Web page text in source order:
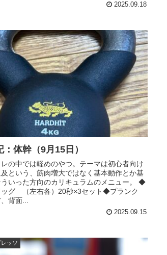
2025.09.18
体幹（9月15日）
の中では軽めのやつ。テーマは初心者向け
という、筋肉増大ではなく基本動作とか基
いった方向のカリキュラムのメニュー。 ◆
ッグ （左右各）20秒×3セット◆プランク
背面...
2025.09.15
ッソ